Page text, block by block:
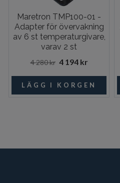
Maretron TMP100-01 -
Adapter för övervakning
av 6 st temperaturgivare,
varav 2 st
2000
4 280 kr 4 194 kr